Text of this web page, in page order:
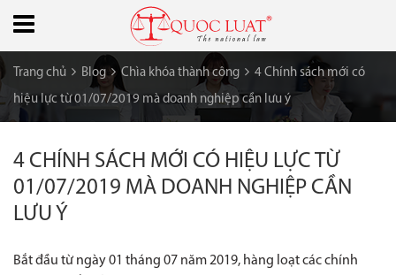
Trang chủ Blog Chìa khóa thành công
4 Chính sách mới có
hiệu lực từ 01/07/2019 mà doanh nghiệp cần lưu ý
4 CHÍNH SÁCH MỚI CÓ HIỆU LỰC TỪ
01/07/2019 MÀ DOANH NGHIỆP CẦN
LƯU Ý
Bắt đầu từ ngày 01 tháng 07 năm 2019, hàng loạt các chính